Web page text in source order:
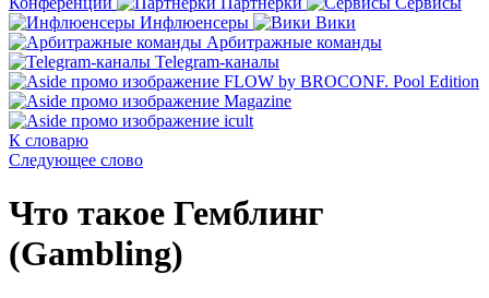
Инфлюенсеры
Вики
Арбитражные команды
Telegram-каналы
К словарю
Следующее слово
Что такое Гемблинг
(Gambling)